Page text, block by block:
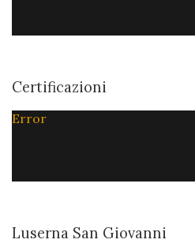
Certificazioni
Error
Luserna San Giovanni